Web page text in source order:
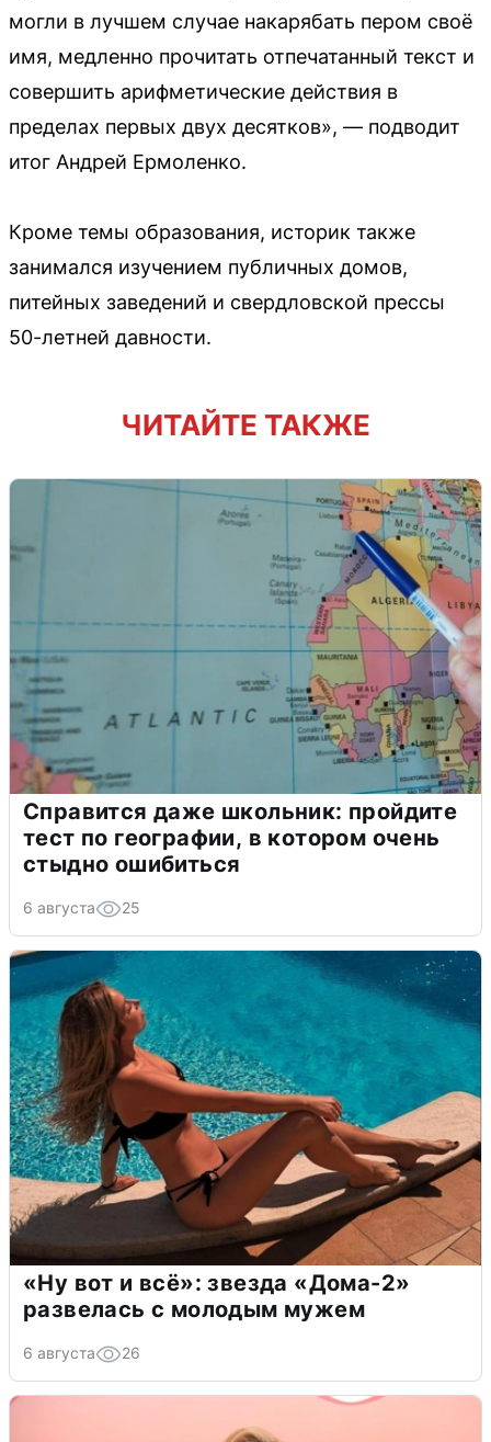
могли в лучшем случае накарябать пером своё
имя, медленно прочитать отпечатанный текст и
совершить арифметические действия в
пределах первых двух десятков», — подводит
итог Андрей Ермоленко.
Кроме темы образования, историк также
занимался изучением публичных домов,
питейных заведений и свердловской прессы
50-летней давности.
ЧИТАЙТЕ ТАКЖЕ
Справится даже школьник: пройдите
тест по географии, в котором очень
стыдно ошибиться
6 августа 25
«Ну вот и всё»: звезда «Дома-2»
развелась с молодым мужем
6 августа 26